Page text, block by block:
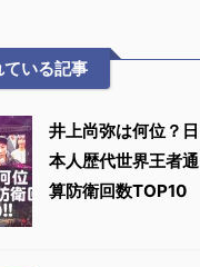
ている記事
井上尚弥は何位？日
本人歴代世界王者通
算防衛回数TOP10